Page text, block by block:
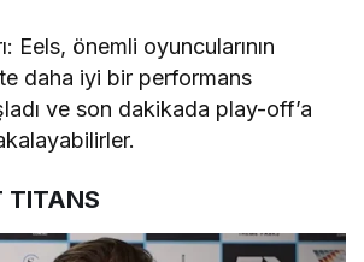
Eels, önemli oyuncularının
daha iyi bir performans
ve son dakikada play-off’a
TITANS